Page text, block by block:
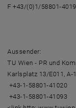
F +43/(0)1/58801-
Aussender:
TU Wien - PR und
Karlsplatz 13/E011, A-
+43-1-58801-41020
+43-1-58801-41093